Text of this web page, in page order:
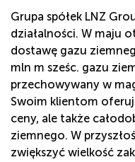
Grupa spółek LNZ
działalności. W maju
dostawę gazu
mln m sześc. gazu
przechowywany w
Swoim klientom
ceny, ale także
ziemnego. W
zwiększyć wielkość